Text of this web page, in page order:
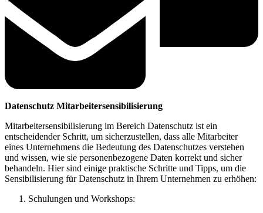
Datenschutz Mitarbeitersensibilisierung
Mitarbeitersensibilisierung im Bereich Datenschutz ist ein
entscheidender Schritt, um sicherzustellen, dass alle Mitarbeiter
eines Unternehmens die Bedeutung des Datenschutzes verstehen
und wissen, wie sie personenbezogene Daten korrekt und sicher
behandeln. Hier sind einige praktische Schritte und Tipps, um die
Sensibilisierung für Datenschutz in Ihrem Unternehmen zu erhöhen:
Schulungen und Workshops: